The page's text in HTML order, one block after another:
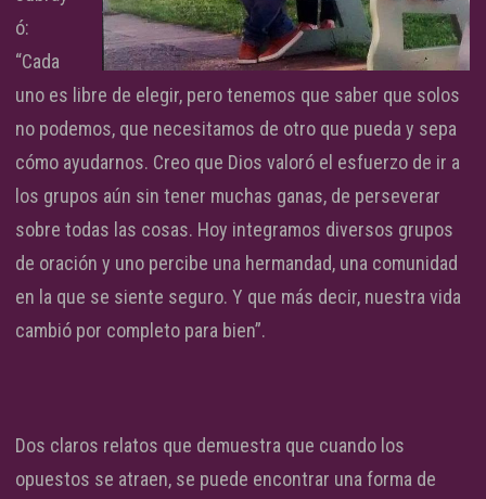
ó:
“Cada
uno es libre de elegir, pero tenemos que saber que solos
no podemos, que necesitamos de otro que pueda y sepa
cómo ayudarnos. Creo que Dios valoró el esfuerzo de ir a
los grupos aún sin tener muchas ganas, de perseverar
sobre todas las cosas. Hoy integramos diversos grupos
de oración y uno percibe una hermandad, una comunidad
en la que se siente seguro. Y que más decir, nuestra vida
cambió por completo para bien”.
Dos claros relatos que demuestra que cuando los
opuestos se atraen, se puede encontrar una forma de